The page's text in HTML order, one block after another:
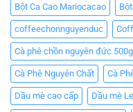
Bột Ca Cao Mariocacao
coffeechonnguyenduc
Cà phê chồn nguyên đức 500g
Cà Phê Nguyên Chất Cà
Dầu mè cao cấp Dầu mè